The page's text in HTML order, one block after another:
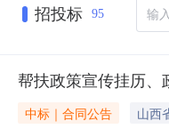
招投标 95
帮扶政策宣传挂历
中标｜合同公告 山西